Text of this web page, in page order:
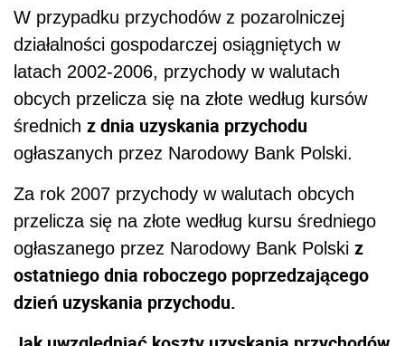
W przypadku przychodów z pozarolniczej
działalności gospodarczej osiągniętych w
latach 2002-2006, przychody w walutach
obcych przelicza się na złote według kursów
średnich z dnia uzyskania przychodu
ogłaszanych przez Narodowy Bank Polski.
Za rok 2007 przychody w walutach obcych
przelicza się na złote według kursu średniego
ogłaszanego przez Narodowy Bank Polski z
ostatniego dnia roboczego poprzedzającego
dzień uzyskania przychodu.